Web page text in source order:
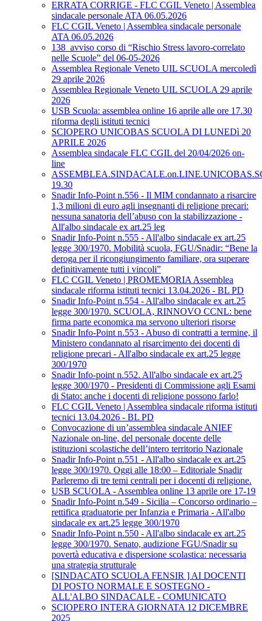
ERRATA CORRIGE - FLC CGIL Veneto | Assemblea
sindacale personale ATA 06.05.2026
FLC CGIL Veneto | Assemblea sindacale personale
ATA 06.05.2026
138_avviso corso di “Rischio Stress lavoro-correlato
nelle Scuole” del 06-05-2026
Assemblea Regionale Veneto UIL SCUOLA mercoledì
29 aprile 2026
Assemblea Regionale Veneto UIL SCUOLA 29 aprile
2026
USB Scuola: assemblea online 16 aprile alle ore 17.30
riforma degli istituti tecnici
SCIOPERO UNICOBAS SCUOLA DI LUNEDì 20
APRILE 2026
Assemblea sindacale FLC CGIL del 20/04/2026 on-
line
19.30
Snadir Info-Point n.556 - Il MIM condannato a risarcire
1,3 milioni di euro agli insegnanti di religione precari:
nessuna sanatoria dell’abuso con la stabilizzazione -
All'albo sindacale ex art.25 leg
Snadir Info-Point n.555 - All'albo sindacale ex art.25
legge 300/1970. Mobilità scuola, FGU/Snadir: “Bene la
deroga per il ricongiungimento familiare, ora superare
definitivamente tutti i vincoli”
FLC CGIL Veneto | PROMEMORIA Assemblea
sindacale riforma istituti tecnici 13.04.2026 - BL PD
Snadir Info-Point n.554 - All'albo sindacale ex art.25
legge 300/1970. SCUOLA, RINNOVO CCNL: bene
firma parte economica ma servono ulteriori risorse
Snadir Info-Point n.553 - Abuso di contratti a termine, il
Ministero condannato al risarcimento dei docenti di
religione precari - All'albo sindacale ex art.25 legge
300/1970
Snadir Info-point n.552. All'albo sindacale ex art.25
legge 300/1970 - Presidenti di Commissione agli Esami
di Stato: anche i docenti di religione possono farlo!
FLC CGIL Veneto | Assemblea sindacale riforma istituti
tecnici 13.04.2026 - BL PD
Convocazione di un’assemblea sindacale ANIEF
Nazionale on-line, del personale docente delle
istituzioni scolastiche dell’intero territorio Nazionale
Snadir Info-Point n.551 - All'albo sindacale ex art.25
legge 300/1970. Oggi alle 18:00 – Editoriale Snadir
Parleremo di tre temi centrali per i docenti di religione.
USB SCUOLA - Assemblea online 13 aprile ore 17-19
Snadir Info-Point n.549 - Sicilia – Concorso ordinario –
rettifica graduatorie per Infanzia e Primaria - All'albo
sindacale ex art.25 legge 300/1970
Snadir Info-Point n.550 - All'albo sindacale ex art.25
legge 300/1970. Senato, audizione FGU/Snadir su
povertà educativa e dispersione scolastica: necessaria
una strategia strutturale
[SINDACATO SCUOLA FENSIR ] AI DOCENTI
DI POSTO NORMALE E SOSTEGNO -
ALL'ALBO SINDACALE - COMUNICATO
SCIOPERO INTERA GIORNATA 12 DICEMBRE
2025